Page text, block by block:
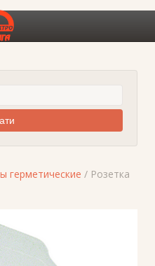
герметические / Розетка